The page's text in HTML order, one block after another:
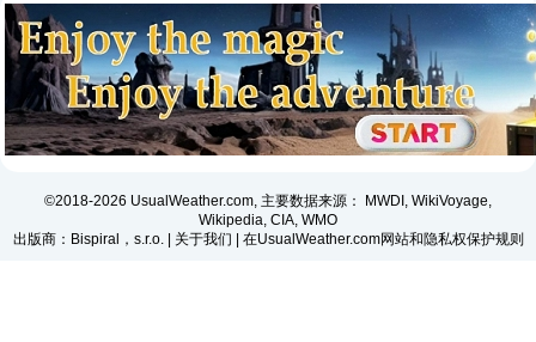
©2018-2026 UsualWeather.com, 主要数据来源： MWDI, WikiVoyage,
Wikipedia, CIA, WMO
出版商：Bispiral，s.r.o. | 关于我们 | 在UsualWeather.com网站和隐私权保护规则